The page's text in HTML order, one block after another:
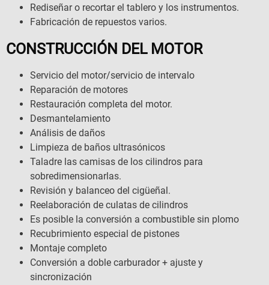
Rediseñar o recortar el tablero y los instrumentos.
Fabricación de repuestos varios.
CONSTRUCCIÓN DEL MOTOR
Servicio del motor/servicio de intervalo
Reparación de motores
Restauración completa del motor.
Desmantelamiento
Análisis de daños
Limpieza de baños ultrasónicos
Taladre las camisas de los cilindros para
sobredimensionarlas.
Revisión y balanceo del cigüeñal.
Reelaboración de culatas de cilindros
Es posible la conversión a combustible sin plomo
Recubrimiento especial de pistones
Montaje completo
Conversión a doble carburador + ajuste y
sincronización